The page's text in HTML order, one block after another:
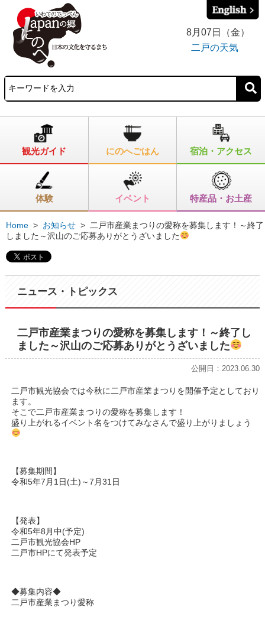
8月07日（金）
二戸の天気
観光ガイド にのへごはん 宿泊・アクセス
体験 イベント 特産品・お土産
Home > お知らせ >
二戸市産業まつりの愛称を募集します！～終了
しました～沢山のご応募ありがとうざいました
ニュース・トピックス
二戸市産業まつりの愛称を募集します！～終了し
ました～沢山のご応募ありがとうざいました
公開日：2023.06.30
二戸市観光協会では今秋に二戸市産業まつりを開催予定としており
ます。
そこで二戸市産業まつりの愛称を募集します！
盛り上がれるイベント名をつけてみなさんで盛り上がりましょう
【募集期間】
令和5年7月1日(土)～7月31日
【発表】
令和5年8月中(予定)
二戸市観光協会HP
二戸市HPにて発表予定
◆募集内容◆
二戸市産業まつり愛称